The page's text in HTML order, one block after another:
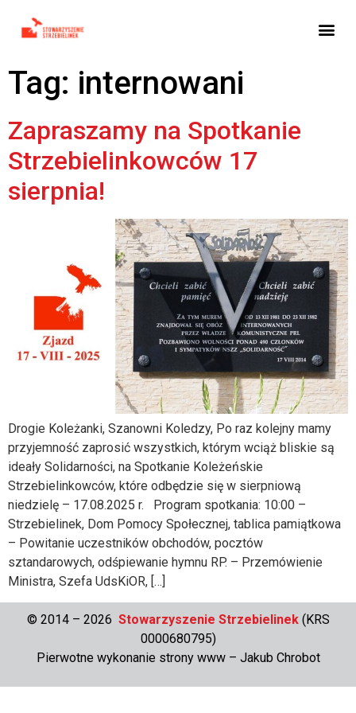
Tag: internowani
Zapraszamy na Spotkanie
Strzebielinkowców 17
sierpnia!
Drogie Koleżanki, Szanowni Koledzy, Po raz kolejny mamy
przyjemność zaprosić wszystkich, którym wciąż bliskie są
ideały Solidarności, na Spotkanie Koleżeńskie
Strzebielinkowców, które odbędzie się w sierpniową
niedzielę – 17.08.2025 r. Program spotkania: 10:00 –
Strzebielinek, Dom Pomocy Społecznej, tablica pamiątkowa
– Powitanie uczestników obchodów, pocztów
sztandarowych, odśpiewanie hymnu RP. – Przemówienie
Ministra, Szefa UdsKiOR, […]
© 2014 – 2026 Stowarzyszenie Strzebielinek(KRS
0000680795)
Pierwotne wykonanie strony www – Jakub Chrobot